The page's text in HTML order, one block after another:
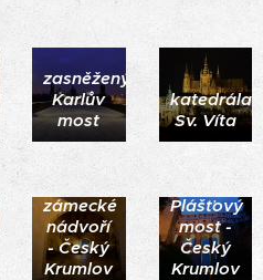
zasněžený
Karlův
most
katedrála
Sv. Víta
zámecké
nádvoří
- Český
Krumlov
Plášťový
most -
Český
Krumlov